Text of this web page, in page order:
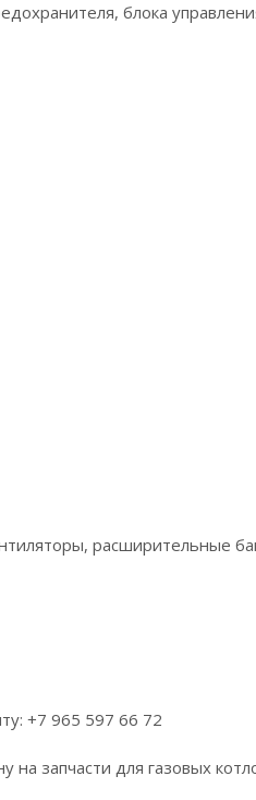
блока
расширительные
+7 965 597 66 72
запчасти для газовых